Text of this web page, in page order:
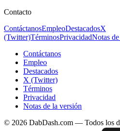
Contacto
ContáctanosEmpleoDestacadosX
(Twitter)TérminosPrivacidadNotas
Contáctanos
Empleo
Destacados
X (Twitter)
Términos
Privacidad
Notas de la versión
© 2026 DabDash.com — Todos los